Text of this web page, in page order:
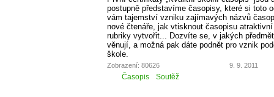
postupně představíme časopisy, které si toto
vám tajemství vzniku zajímavých názvů
nové čtenáře, jak vtisknout časopisu
rubriky vytvořit... Dozvíte se, v jakých
věnují, a možná pak dáte podnět pro vznik
škole.
Zobrazení: 80626 9. 9. 2011
Časopis Soutěž